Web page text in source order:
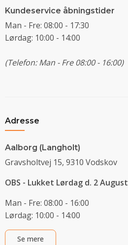
Kundeservice åbningstider
Man - Fre: 08:00 - 17:30
Lørdag: 10:00 - 14:00
(Telefon: Man - Fre 08:00 - 16:00)
Adresse
Aalborg (Langholt)
Gravsholtvej 15, 9310 Vodskov
OBS - Lukket Lørdag d. 2 August
Man - Fre: 08:00 - 16:00
Lørdag: 10:00 - 14:00
Se mere